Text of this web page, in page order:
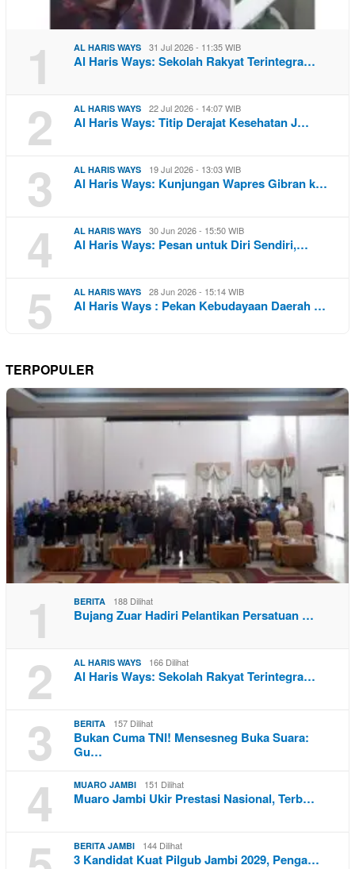
1 AL HARIS WAYS 31 Jul 2026 - 11:35 WIB
Al Haris Ways: Sekolah Rakyat Terintegra…
2 AL HARIS WAYS 22 Jul 2026 - 14:07 WIB
Al Haris Ways: Titip Derajat Kesehatan J…
3 AL HARIS WAYS 19 Jul 2026 - 13:03 WIB
Al Haris Ways: Kunjungan Wapres Gibran k…
4 AL HARIS WAYS 30 Jun 2026 - 15:50 WIB
Al Haris Ways: Pesan untuk Diri Sendiri,…
5 AL HARIS WAYS 28 Jun 2026 - 15:14 WIB
Al Haris Ways : Pekan Kebudayaan Daerah …
TERPOPULER
1 BERITA 188 Dilihat
Bujang Zuar Hadiri Pelantikan Persatuan …
2 AL HARIS WAYS 166 Dilihat
Al Haris Ways: Sekolah Rakyat Terintegra…
3 BERITA 157 Dilihat
Bukan Cuma TNI! Mensesneg Buka Suara:
Gu…
4 MUARO JAMBI 151 Dilihat
Muaro Jambi Ukir Prestasi Nasional, Terb…
BERITA JAMBI 144 Dilihat
3 Kandidat Kuat Pilgub Jambi 2029, Penga…